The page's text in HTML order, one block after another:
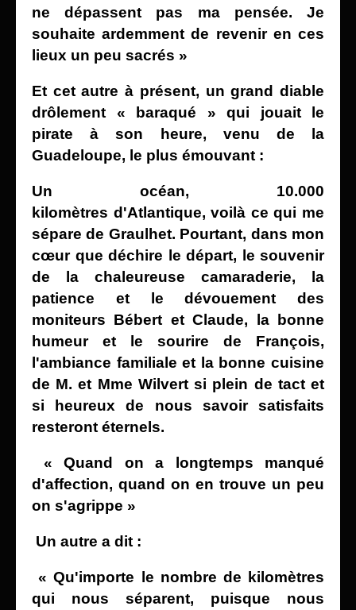
ne dépassent pas ma pensée. Je
souhaite ardemment de revenir en ces
lieux un peu sacrés »
Et cet autre à présent, un grand diable
drôlement « baraqué » qui jouait le
pirate à son heure, venu de la
Guadeloupe, le plus émouvant :
Un océan, 10.000
kilomètres d'Atlantique, voilà ce qui me
sépare de Graulhet. Pourtant, dans mon
cœur que déchire le départ, le souvenir
de la chaleureuse camaraderie,
la
patience et le dévouement des
moniteurs Bébert et Claude, la bonne
humeur et le sourire de François,
l'ambiance familiale et la bonne cuisine
de M. et Mme Wilvert si plein de tact et
si heureux de nous
savoir satisfaits
resteront éternels.
« Quand on a longtemps manqué
d'affection, quand on en trouve un peu
on s'agrippe »
Un autre a dit :
« Qu'importe le nombre de kilomètres
qui nous séparent, puisque nous